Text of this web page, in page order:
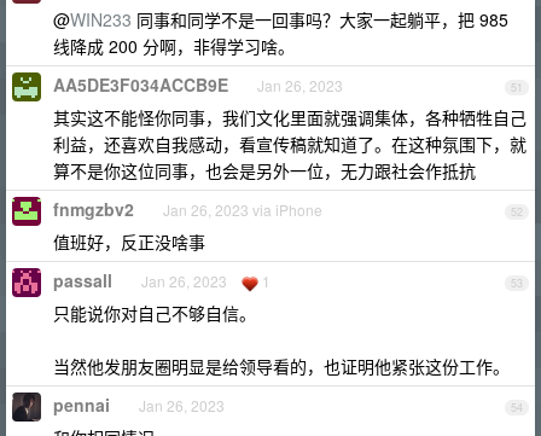
@WIN233 同事和同学不是一回事吗？大家一起躺平，把 985
线降成 200 分啊，非得学习啥。
51
AA5DE3F034ACCB9E Jan 26, 2023
其实这不能怪你同事，我们文化里面就强调集体，各种牺牲自己
利益，还喜欢自我感动，看宣传稿就知道了。在这种氛围下，就
算不是你这位同事，也会是另外一位，无力跟社会作抵抗
52
fnmgzbv2 Jan 26, 2023 via iPhone
值班好，反正没啥事
53
passall Jan 26, 2023 1
只能说你对自己不够自信。
当然他发朋友圈明显是给领导看的，也证明他紧张这份工作。
54
pennai Jan 26, 2023